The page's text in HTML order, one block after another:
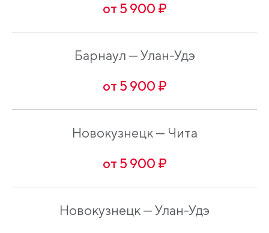
от 5 900 ₽
Барнаул — Улан-Удэ
от 5 900 ₽
Новокузнецк — Чита
от 5 900 ₽
Новокузнецк — Улан-Удэ